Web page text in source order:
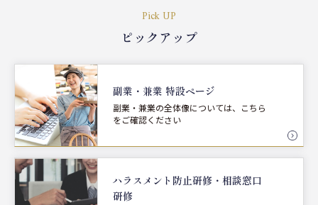
Pick UP
ピックアップ
副業・兼業 特設ページ
副業・兼業の全体像については、こちら
をご確認ください
ハラスメント防止研修・ 相談窓口
研修